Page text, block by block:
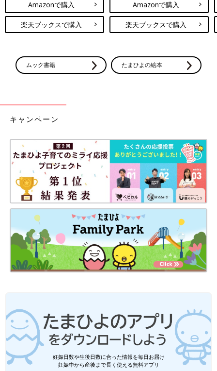
Amazonで購入
楽天ブックスで購入
Amazonで購入
楽天ブックスで購入
ムック書籍 たまひよの絵本
キャンペーン
妊娠日数や生後日数に合った情報を毎日お届け
妊娠中から産後まで長く使える無料アプリ